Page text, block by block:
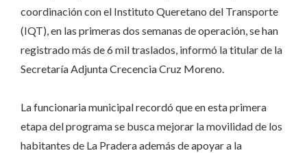
coordinación con el Instituto Queretano del Transporte
(IQT), en las primeras dos semanas de operación, se han
registrado más de 6 mil traslados, informó la titular de la
Secretaría Adjunta Crecencia Cruz Moreno.
La funcionaria municipal recordó que en esta primera
etapa del programa se busca mejorar la movilidad de los
habitantes de La Pradera además de apoyar a la